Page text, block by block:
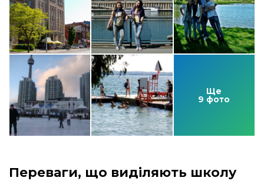
Ще
9 фото
Переваги, що виділяють школу